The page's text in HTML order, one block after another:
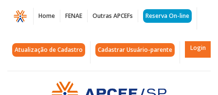
Página
Arquivos
ofertas
APCEF/SP
Home FENAE Outras APCEFs Reserva On-line
Atualização de Cadastro Cadastrar Usuário-parente Login
Acessar
página